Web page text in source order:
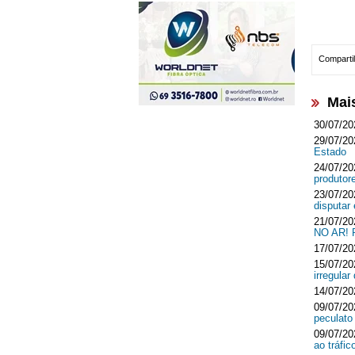
30/07/
29/07/
Estado
24/07/
23/07/
disputar
21/07/
NO AR!
17/07/
15/07/
irregular
14/07/
09/07/
09/07/
ao